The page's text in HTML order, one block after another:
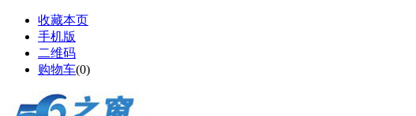
收藏本页
手机版
二维码
购物车(0)